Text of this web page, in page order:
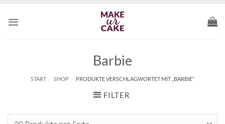
Barbie
START / SHOP / PRODUKTE VERSCHLAGWORTET MIT „BARBIE“
FILTER